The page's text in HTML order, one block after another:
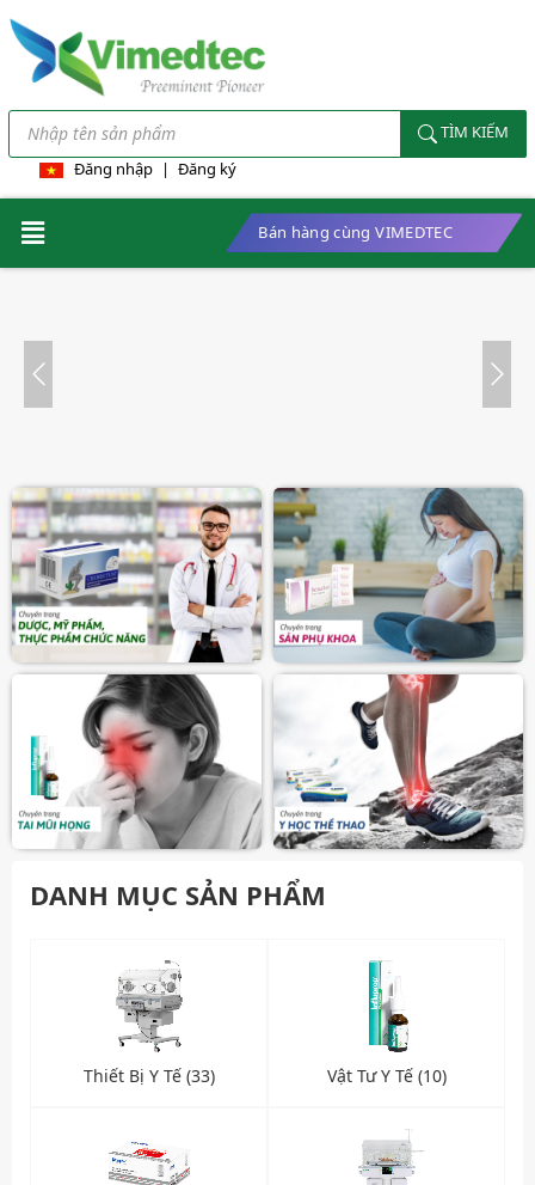
TÌM KIẾM
Đăng nhập | Đăng ký
Bán hàng cùng VIMEDTEC
DANH MỤC SẢN PHẨM
Thiết Bị Y Tế (33) Vật Tư Y Tế (10)